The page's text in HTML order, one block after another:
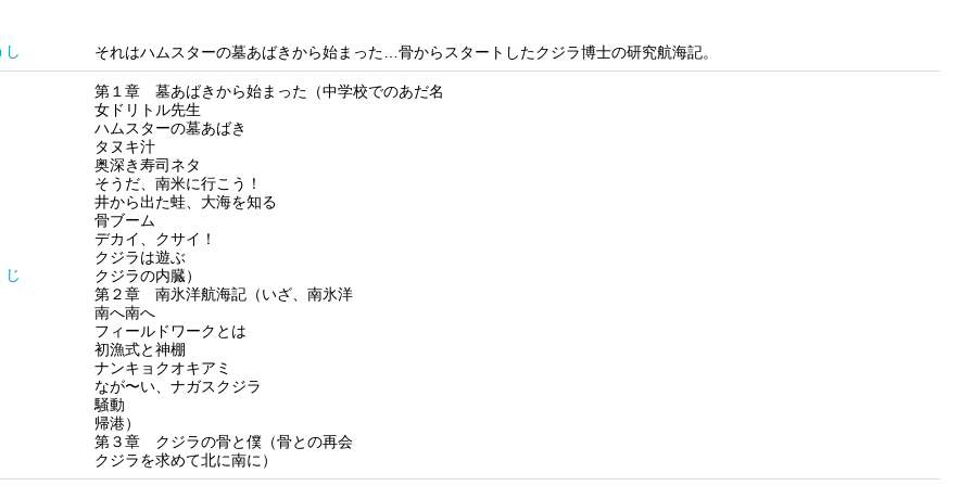
し それはハムスターの墓あばきから始まった…骨からスタートしたクジラ博士の研究航海記。
じ
第１章 墓あばきから始まった（中学校でのあだ名
女ドリトル先生
ハムスターの墓あばき
タヌキ汁
奥深き寿司ネタ
そうだ、南米に行こう！
井から出た蛙、大海を知る
骨ブーム
デカイ、クサイ！
クジラは遊ぶ
クジラの内臓）
第２章 南氷洋航海記（いざ、南氷洋
南へ南へ
フィールドワークとは
初漁式と神棚
ナンキョクオキアミ
なが〜い、ナガスクジラ
騒動
帰港）
第３章 クジラの骨と僕（骨との再会
クジラを求めて北に南に）